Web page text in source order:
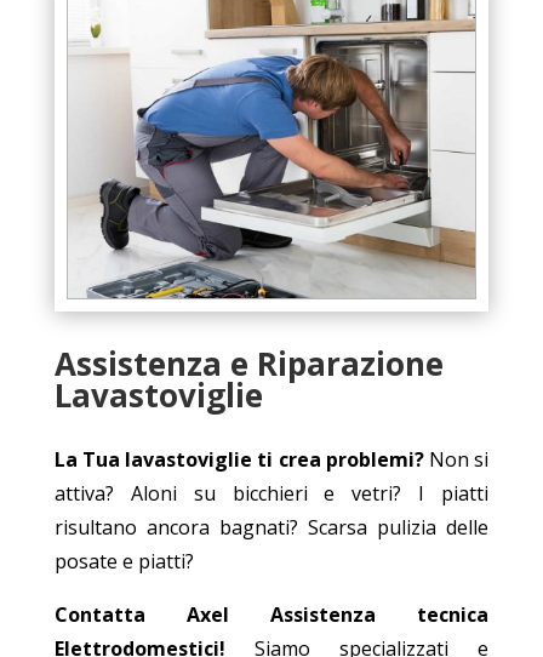
Assistenza e Riparazione
Lavastoviglie
La Tua lavastoviglie ti crea problemi?Non si
attiva? Aloni su bicchieri e vetri? I piatti
risultano ancora bagnati? Scarsa pulizia delle
posate e piatti?
Contatta Axel Assistenza tecnica
Elettrodomestici! Siamo specializzati e